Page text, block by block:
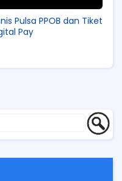
Pulsa PPOB dan Tiket
Pay